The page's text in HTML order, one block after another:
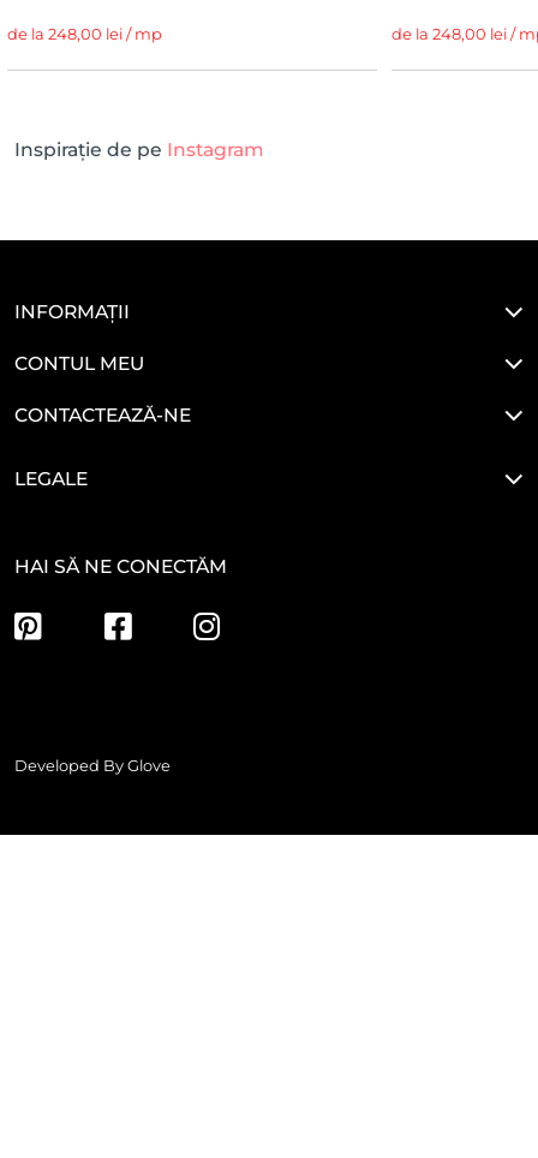
de la 248,00 lei / mp de la 248,00 lei /
Inspirație de pe Instagram
INFORMAȚII
CONTUL MEU
CONTACTEAZĂ-NE
LEGALE
HAI SĂ NE CONECTĂM
Developed By Glove